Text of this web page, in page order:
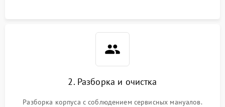
2. Разборка и очистка
Разборка корпуса с соблюдением сервисных мануалов.